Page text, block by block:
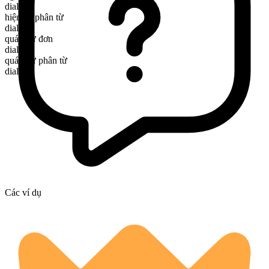
dials
hiện tại phân từ
dialing
quá khứ đơn
dialed
quá khứ phân từ
dialed
Các ví dụ